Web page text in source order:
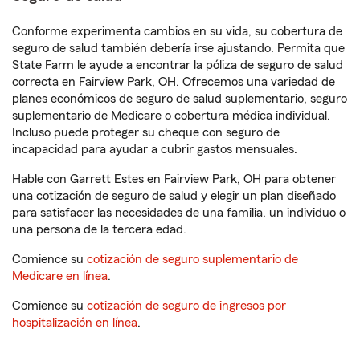
Conforme experimenta cambios en su vida, su cobertura de
seguro de salud también debería irse ajustando. Permita que
State Farm le ayude a encontrar la póliza de seguro de salud
correcta en Fairview Park, OH. Ofrecemos una variedad de
planes económicos de seguro de salud suplementario, seguro
suplementario de Medicare o cobertura médica individual.
Incluso puede proteger su cheque con seguro de
incapacidad para ayudar a cubrir gastos mensuales.
Hable con Garrett Estes en Fairview Park, OH para obtener
una cotización de seguro de salud y elegir un plan diseñado
para satisfacer las necesidades de una familia, un individuo o
una persona de la tercera edad.
Comience su cotización de seguro suplementario de
Medicare en línea.
Comience su cotización de seguro de ingresos por
hospitalización en línea.